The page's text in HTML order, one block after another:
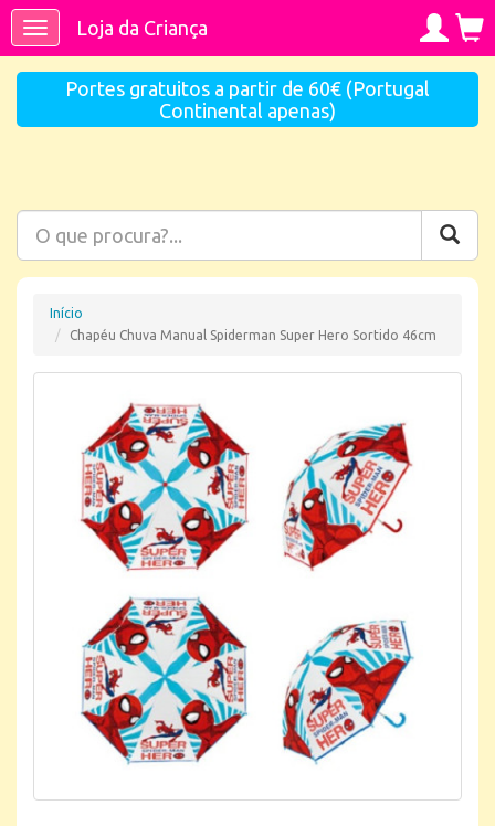
ToggleLoja da Criança
Portes gratuitos a partir de 60€ (Portugal
Continental apenas)
Início
Chapéu Chuva Manual Spiderman Super Hero Sortido 46cm